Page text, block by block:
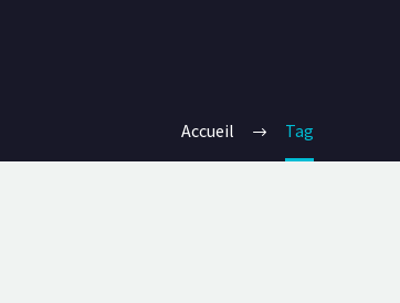
Accueil Tag